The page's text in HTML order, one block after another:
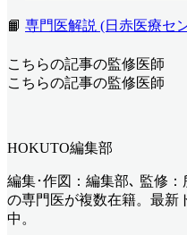
📙 専門医解説 (日赤医療セ
こちらの記事の監修医師
こちらの記事の監修医師
HOKUTO編集部
編集･作図：編集部､ 監修
の専門医が複数在籍。最新
中。